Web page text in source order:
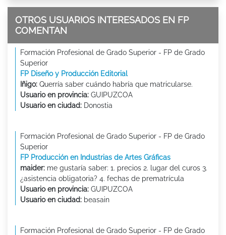
OTROS USUARIOS INTERESADOS EN FP
COMENTAN
Formación Profesional de Grado Superior - FP de Grado
Superior
FP Diseño y Producción Editorial
Iñigo: Querría saber cuándo habría que matricularse.
Usuario en provincia: GUIPUZCOA
Usuario en ciudad: Donostia
Formación Profesional de Grado Superior - FP de Grado
Superior
FP Producción en Industrias de Artes Gráficas
maider: me gustaría saber: 1. precios 2. lugar del curos 3.
¿asistencia obligatoria? 4. fechas de prematrícula
Usuario en provincia: GUIPUZCOA
Usuario en ciudad: beasain
Formación Profesional de Grado Superior - FP de Grado